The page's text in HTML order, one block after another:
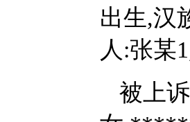
出生,
人:张某
被上